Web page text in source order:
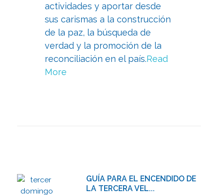
actividades y aportar desde
sus carismas a la construcción
de la paz, la búsqueda de
verdad y la promoción de la
reconciliación en el país.Read
More
GUÍA PARA EL ENCENDIDO DE
LA TERCERA VEL...